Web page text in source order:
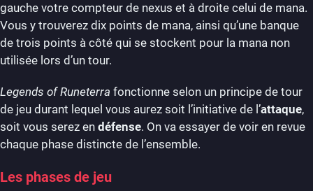
gauche votre compteur de nexus et à droite celui de mana.
Vous y trouverez dix points de mana, ainsi qu’une banque
de trois points à côté qui se stockent pour la mana non
utilisée lors d’un tour.
Legends of Runeterra fonctionne selon un principe de tour
de jeu durant lequel vous aurez soit l’initiative de l’attaque,
soit vous serez en défense. On va essayer de voir en revue
chaque phase distincte de l’ensemble.
Les phases de jeu